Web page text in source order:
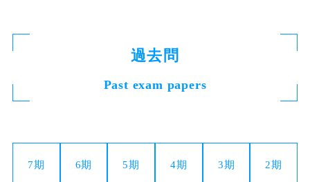
過去問
Past exam papers
7期 6期 5期 4期 3期 2期